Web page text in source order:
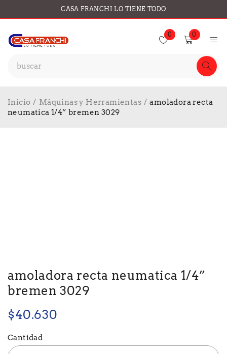
CASA FRANCHI LO TIENE TODO
0 0
Inicio / Máquinas y Herramientas / amoladora recta
neumatica 1/4” bremen 3029
amoladora recta neumatica 1/4”
bremen 3029
$40.630
Cantidad